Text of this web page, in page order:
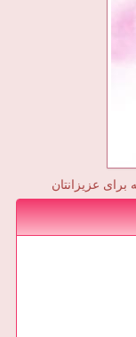
برای عزیزانتان